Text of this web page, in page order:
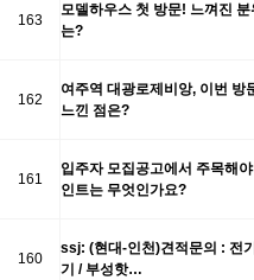
163
모델하우스 첫 방문! 느껴진 분
는?
162
여주역 대광로제비앙, 이번 방
느낀 점은?
161
입주자 모집공고에서 주목해
인트는 무엇인가요?
160
ssj: (현대-인천)견적문의 : 전
기 / 부성핫…